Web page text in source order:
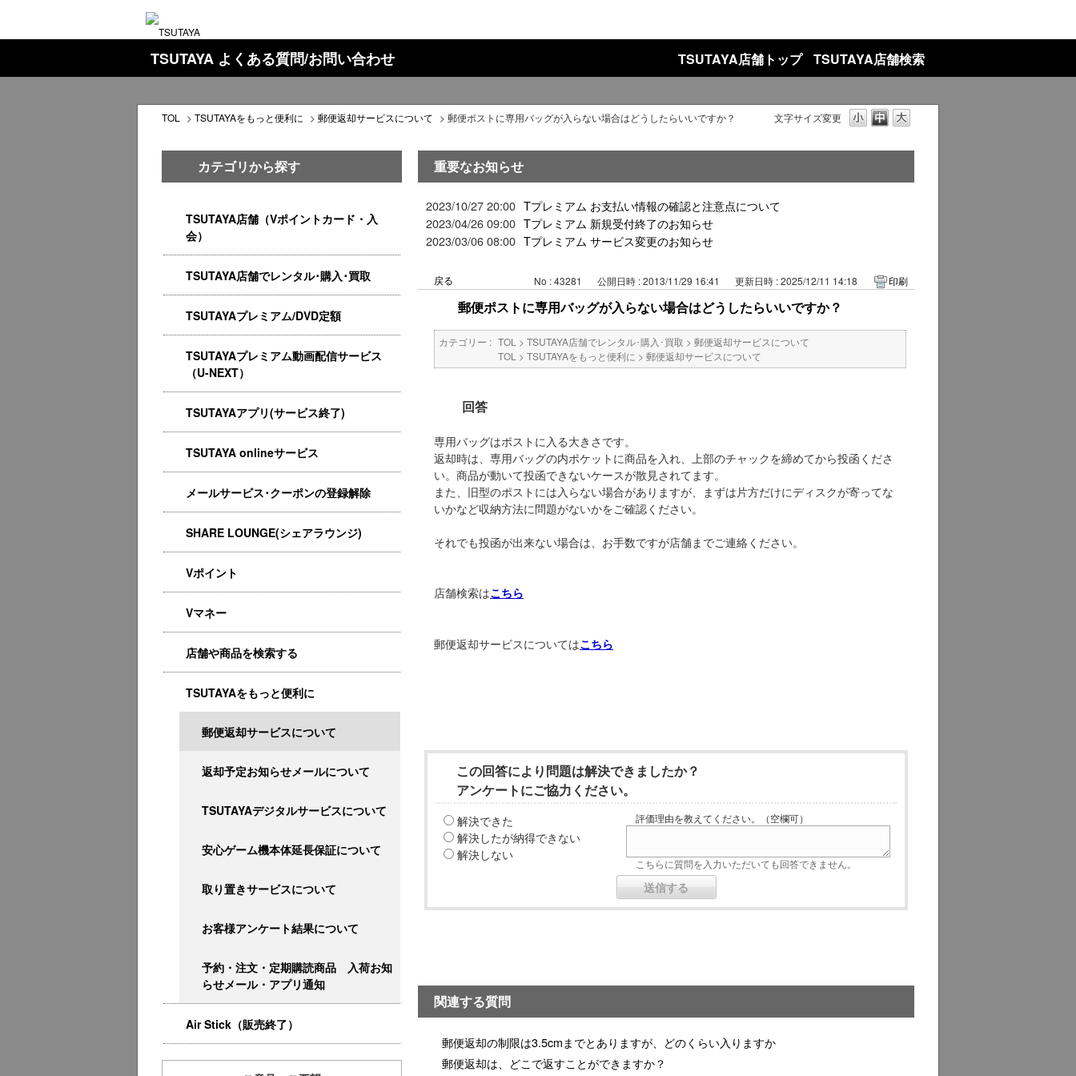
TSUTAYA よくある質問/お問い合わせ TSUTAYA店舗トップ TSUTAYA店舗検索
文字サイズ変更
TOL > TSUTAYAをもっと便利に > 郵便返却サービスについて > 郵便ポストに専用バッグが入らない場合はどうしたらいいですか？
カテゴリから探す
TSUTAYA店舗（Vポイントカード・入
会）
TSUTAYA店舗でレンタル･購入･買取
TSUTAYAプレミアム/DVD定額
TSUTAYAプレミアム動画配信サービス
（U-NEXT）
TSUTAYAアプリ(サービス終了)
TSUTAYA onlineサービス
メールサービス･クーポンの登録解除
SHARE LOUNGE(シェアラウンジ)
Vポイント
Vマネー
店舗や商品を検索する
TSUTAYAをもっと便利に
郵便返却サービスについて
返却予定お知らせメールについて
TSUTAYAデジタルサービスについて
安心ゲーム機本体延長保証について
取り置きサービスについて
お客様アンケート結果について
予約・注文・定期購読商品 入荷お知
らせメール・アプリ通知
Air Stick（販売終了）
重要なお知らせ
2023/10/27 20:00 Tプレミアム お支払い情報の確認と注意点について
2023/04/26 09:00 Tプレミアム 新規受付終了のお知らせ
2023/03/06 08:00 Tプレミアム サービス変更のお知らせ
戻る No : 43281 公開日時 : 2013/11/29 16:41 更新日時 : 2025/12/11 14:18 印刷
郵便ポストに専用バッグが入らない場合はどうしたらいいですか？
カテゴリー : TOL > TSUTAYA店舗でレンタル･購入･買取 > 郵便返却サービスについて
TOL > TSUTAYAをもっと便利に > 郵便返却サービスについて
回答
専用バッグはポストに入る大きさです。
返却時は、専用バッグの内ポケットに商品を入れ、上部のチャックを締めてから投函くださ
い。商品が動いて投函できないケースが散見されてます。
また、旧型のポストには入らない場合がありますが、まずは片方だけにディスクが寄ってな
いかなど収納方法に問題がないかをご確認ください。
それでも投函が出来ない場合は、お手数ですが店舗までご連絡ください。
店舗検索はこちら
郵便返却サービスについてはこちら
この回答により問題は解決できましたか？
アンケートにご協力ください。
解決できた
解決したが納得できない
解決しない
評価理由を教えてください。（空欄可）
こちらに質問を入力いただいても回答できません。
関連する質問
郵便返却の制限は3.5cmまでとありますが、どのくらい入りますか
郵便返却は、どこで返すことができますか？